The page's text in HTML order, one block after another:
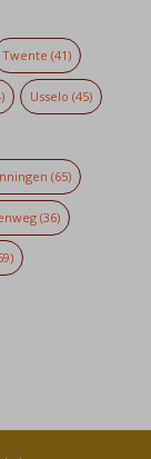
Twente (41)
Usselo (45)
(65)
(36)